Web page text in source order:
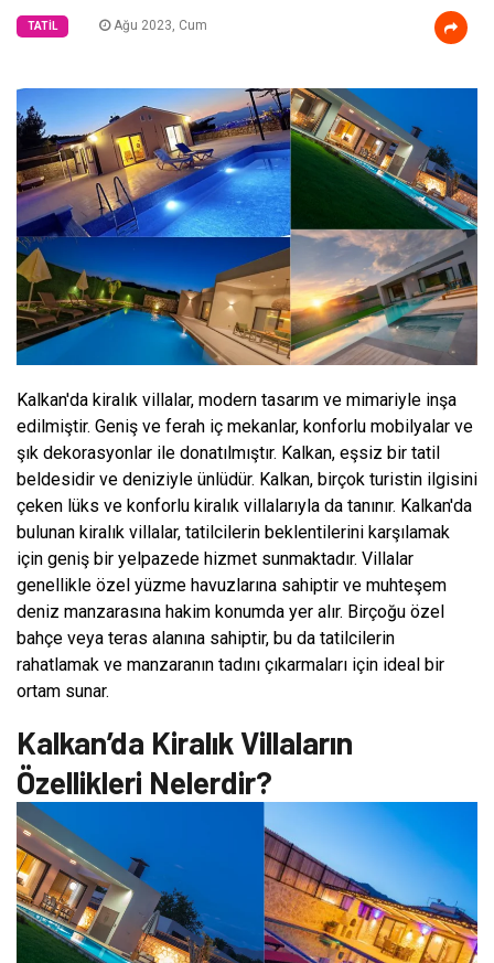
TATIL Ağu 2023, Cum
Kalkan'da kiralık villalar, modern tasarım ve mimariyle inşa
edilmiştir. Geniş ve ferah iç mekanlar, konforlu mobilyalar ve
şık dekorasyonlar ile donatılmıştır. Kalkan, eşsiz bir tatil
beldesidir ve deniziyle ünlüdür. Kalkan, birçok turistin ilgisini
çeken lüks ve konforlu kiralık villalarıyla da tanınır. Kalkan'da
bulunan kiralık villalar, tatilcilerin beklentilerini karşılamak
için geniş bir yelpazede hizmet sunmaktadır. Villalar
genellikle özel yüzme havuzlarına sahiptir ve muhteşem
deniz manzarasına hakim konumda yer alır. Birçoğu özel
bahçe veya teras alanına sahiptir, bu da tatilcilerin
rahatlamak ve manzaranın tadını çıkarmaları için ideal bir
ortam sunar.
Kalkan’da Kiralık Villaların
Özellikleri Nelerdir?